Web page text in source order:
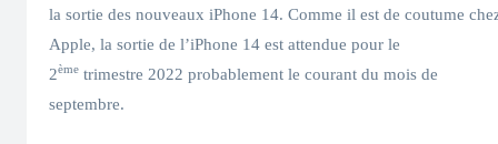
la sortie des nouveaux iPhone 14. Comme il est de coutume
Apple, la sortie de l’iPhone 14 est attendue pour le
2ème trimestre 2022 probablement le courant du mois de
septembre.